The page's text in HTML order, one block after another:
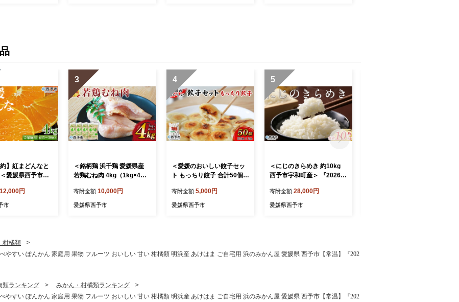
約】紅まどんなと
愛媛県西予市産
30個入り 訳あり
フルーツ オレン
12,000円
市
3
＜銘柄鶏 浜千鶏 愛媛県産
若鶏むね肉 4kg（1kg×4）
ン むね肉 ムネ はまちどり
精肉 にく ブロック 料理 ア
寄附金額 10,000円
愛媛県西予市
4
＜愛媛のおいしい餃子セッ
ト もっちり餃子 合計50個(2
ザ 餃子 国産 丸餃子 もっち
り 国産野菜 ブランド豚 鍋
寄附金額 5,000円
愛媛県西予市
5
＜にじのきらめき 約10kg
西予市宇和町産＞ 『2026年
荷予定』キロ 冷めてもおい
しい 白米 精米 お米 ライス
寄附金額 28,000円
愛媛県西予市
柑橘類
やすい ぽんかん 家庭用 果物 フルーツ おいしい 甘い 柑橘類 明浜産 あけはま ご自宅用 浜のみかん屋 愛媛県 西予市【常温】『202
類ランキング
みかん・柑橘類ランキング
やすい ぽんかん 家庭用 果物 フルーツ おいしい 甘い 柑橘類 明浜産 あけはま ご自宅用 浜のみかん屋 愛媛県 西予市【常温】『202